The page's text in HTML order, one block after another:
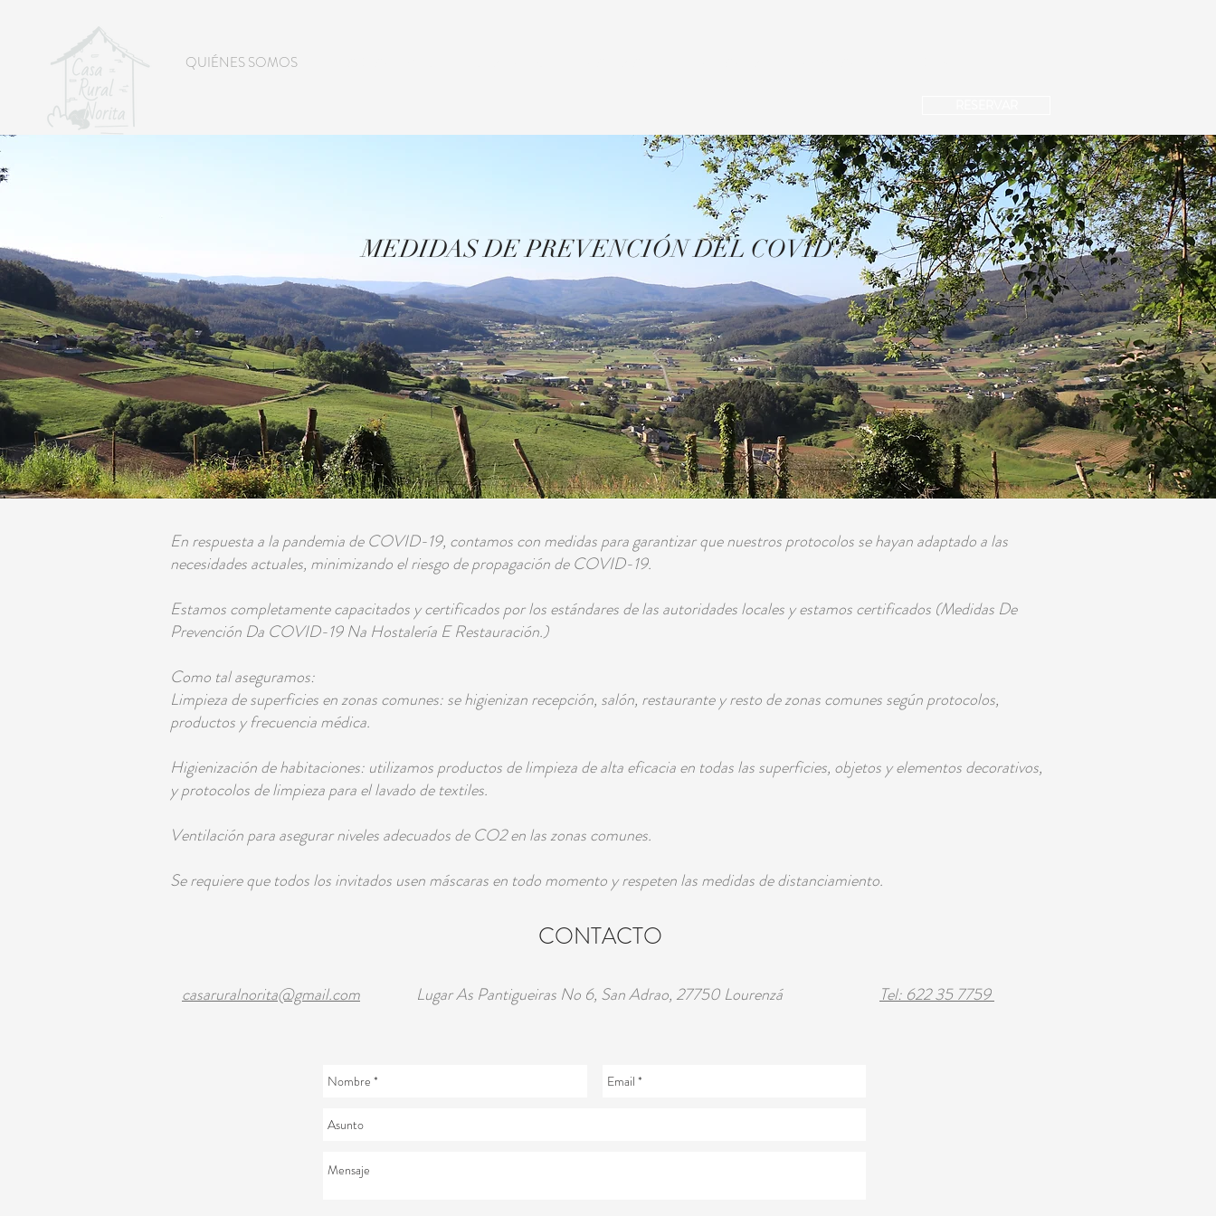
QUIÉNES SOMOS
MEDIDAS DE PREVENCIÓN DEL COVID
En respuesta a la pandemia de COVID-19, contamos con medidas para garantizar que nuestros protocolos se hayan adaptado a las
necesidades actuales, minimizando el riesgo de propagación de COVID-19.
Estamos completamente capacitados y certificados por los estándares de las autoridades locales y estamos certificados (Medidas De
Prevención Da COVID-19 Na Hostalería E Restauración.)
Como tal aseguramos:
Limpieza de superficies en zonas comunes: se higienizan recepción, salón, restaurante y resto de zonas comunes según protocolos,
productos y frecuencia médica.
Higienización de habitaciones: utilizamos productos de limpieza de alta eficacia en todas las superficies, objetos y elementos decorativos,
y protocolos de limpieza para el lavado de textiles.
Ventilación para asegurar niveles adecuados de CO2 en las zonas comunes.
Se requiere que todos los invitados usen máscaras en todo momento y respeten las medidas de distanciamiento.
CONTACTO
Tel: 622 35 7759
casaruralnorita@gmail.com Lugar As Pantigueiras No 6, San Adrao, 27750 Lourenzá